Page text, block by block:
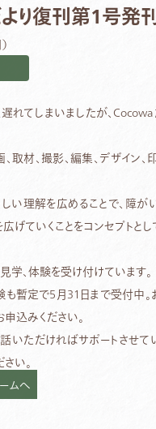
り復刊第1号発
れてしまいましたが、
取材、撮影、編集、デザイン
い理解を広めることで、障が
げていくことをコンセプトとし
学、体験を受け付けています。
も暫定で5月31日まで受付中。
込みください。
いただければサポートさせて
い。
ムへ